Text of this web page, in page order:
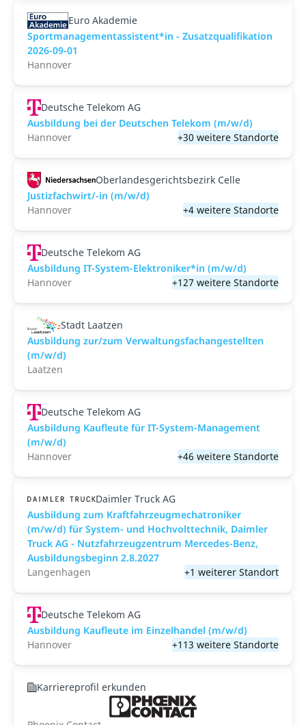
Euro Akademie
Sportmanagementassistent*in - Zusatzqualifikation
2026-09-01
Hannover
Deutsche Telekom AG
Ausbildung bei der Deutschen Telekom (m/w/d)
Hannover
+30 weitere Standorte
Oberlandesgerichtsbezirk Celle
Justizfachwirt/-in (m/w/d)
Hannover
+4 weitere Standorte
Deutsche Telekom AG
Ausbildung IT-System-Elektroniker*in (m/w/d)
Hannover
+127 weitere Standorte
Stadt Laatzen
Ausbildung zur/zum Verwaltungsfachangestellten
(m/w/d)
Laatzen
Deutsche Telekom AG
Ausbildung Kaufleute für IT-System-Management
(m/w/d)
Hannover
+46 weitere Standorte
Daimler Truck AG
Ausbildung zum Kraftfahrzeugmechatroniker
(m/w/d) für System- und Hochvolttechnik, Daimler
Truck AG - Nutzfahrzeugzentrum Mercedes-Benz,
Ausbildungsbeginn 2.8.2027
Langenhagen
+1 weiterer Standort
Deutsche Telekom AG
Ausbildung Kaufleute im Einzelhandel (m/w/d)
Hannover
+113 weitere Standorte
Karriereprofil erkunden